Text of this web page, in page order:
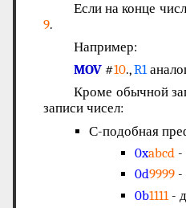
Если на конце
9.
Например:
MOV#10.,R1
Кроме обычной
записи чисел:
С-подобная
0xabcd -
0d9999-
0b1111-